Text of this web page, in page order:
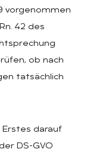
vorgenommen
42 des
ob nach
tatsächlich
darauf
DS-GVO